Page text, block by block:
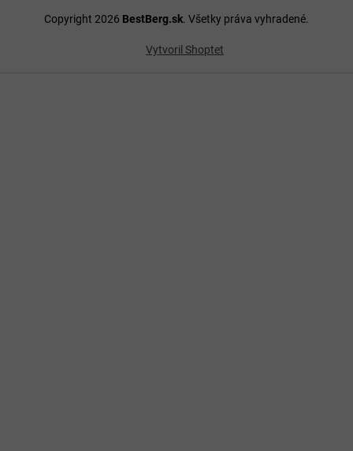
Vytvoril Shoptet
Copyright 2026 BestBerg.sk. Všetky práva vyhradené.